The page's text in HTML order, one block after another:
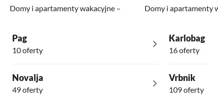
Domy i apartamenty wakacyjne – Domy i apartamenty
Pag
10 oferty
Novalja
49 oferty
Karlobag
16 oferty
Vrbnik
109 oferty